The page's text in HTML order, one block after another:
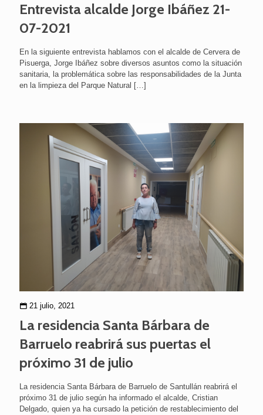
Entrevista alcalde Jorge Ibáñez 21-
07-2021
En la siguiente entrevista hablamos con el alcalde de Cervera de
Pisuerga, Jorge Ibáñez sobre diversos asuntos como la situación
sanitaria, la problemática sobre las responsabilidades de la Junta
en la limpieza del Parque Natural […]
21 julio, 2021
La residencia Santa Bárbara de
Barruelo reabrirá sus puertas el
próximo 31 de julio
La residencia Santa Bárbara de Barruelo de Santullán reabrirá el
próximo 31 de julio según ha informado el alcalde, Cristian
Delgado, quien ya ha cursado la petición de restablecimiento del